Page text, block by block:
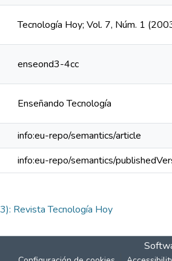
Tecnología Hoy; Vol. 7, Núm. 1
enseond3-4cc
Enseñando Tecnología
info:eu-repo/semantics/article
info:eu-repo/semantics/
Revista Tecnología Hoy